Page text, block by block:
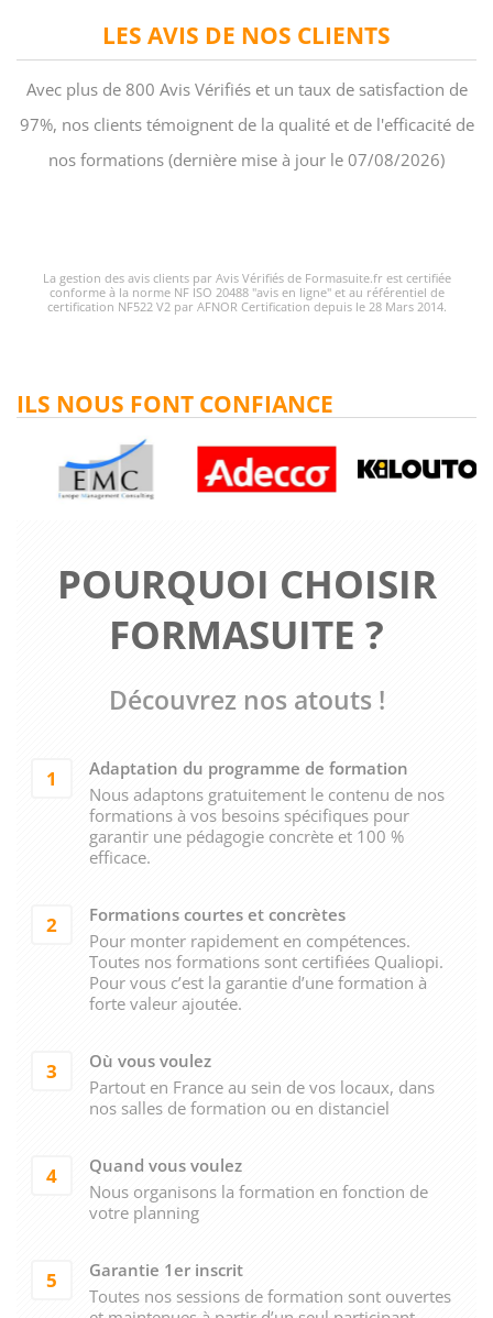
LES AVIS DE NOS CLIENTS
Avec plus de 800 Avis Vérifiés et un taux de satisfaction de
97%, nos clients témoignent de la qualité et de l'efficacité de
nos formations (dernière mise à jour le 07/08/2026)
La gestion des avis clients par Avis Vérifiés de Formasuite.fr est certifiée
conforme à la norme NF ISO 20488 "avis en ligne" et au référentiel de
certification NF522 V2 par AFNOR Certification depuis le 28 Mars 2014.
POURQUOI CHOISIR
FORMASUITE ?
Découvrez nos atouts !
1
Adaptation du programme de formation
Nous adaptons gratuitement le contenu de nos
formations à vos besoins spécifiques pour
garantir une pédagogie concrète et 100 %
efficace.
2
Formations courtes et concrètes
Pour monter rapidement en compétences.
Toutes nos formations sont certifiées Qualiopi.
Pour vous c’est la garantie d’une formation à
forte valeur ajoutée.
3
Où vous voulez
Partout en France au sein de vos locaux, dans
nos salles de formation ou en distanciel
4
Quand vous voulez
Nous organisons la formation en fonction de
votre planning
5
Garantie 1er inscrit
Toutes nos sessions de formation sont ouvertes
ILS NOUS FONT CONFIANCE